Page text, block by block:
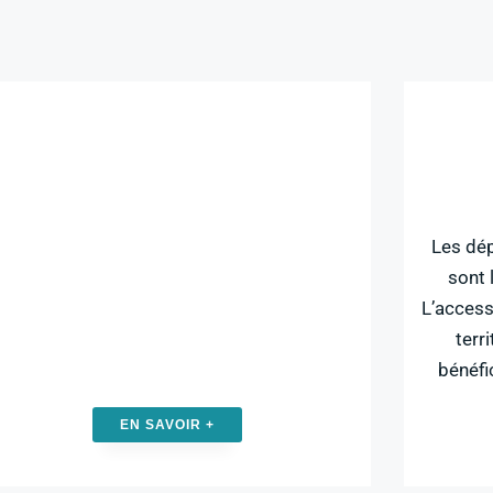
EN SAVOIR +
Les
sont